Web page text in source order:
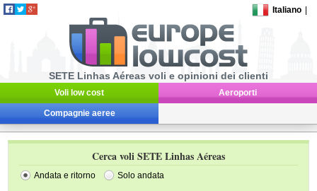
Italiano
SETE Linhas Aéreas voli e opinioni dei clienti
Voli low cost Aeroporti
Compagnie aeree
Cerca voli SETE Linhas Aéreas
Andata e ritorno Solo andata